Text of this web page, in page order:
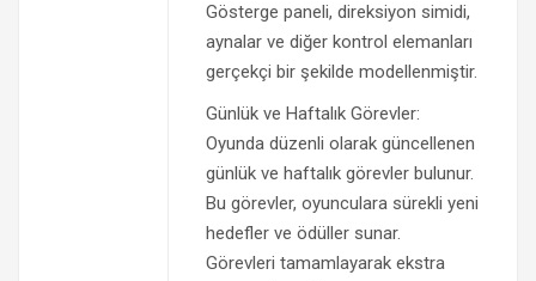
Gösterge paneli, direksiyon simidi,
aynalar ve diğer kontrol elemanları
gerçekçi bir şekilde modellenmiştir.
Günlük ve Haftalık Görevler:
Oyunda düzenli olarak güncellenen
günlük ve haftalık görevler bulunur.
Bu görevler, oyunculara sürekli yeni
hedefler ve ödüller sunar.
Görevleri tamamlayarak ekstra